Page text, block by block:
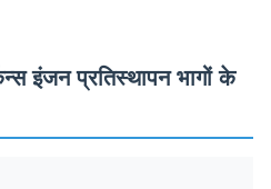
इंजन प्रतिस्थापन भागों के